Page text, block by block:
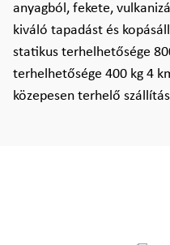
anyagból, fekete,
kiváló tapadást és
statikus terhelhetősége
terhelhetősége 400 kg 4
közepesen terhelő